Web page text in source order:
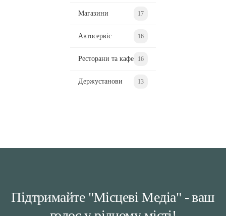
Магазини 17
Автосервіс 16
Ресторани та кафе 16
Держустанови 13
Підтримайте "Місцеві Медіа" - ваш